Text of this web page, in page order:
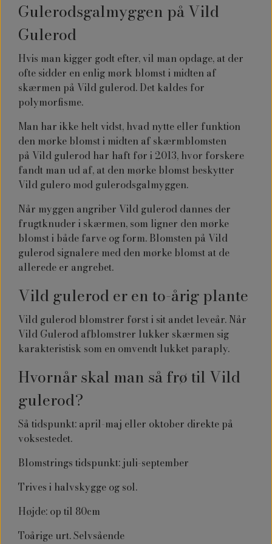
Gulerodsgalmyggen på Vild
Gulerod
Hvis man kigger godt efter, vil man opdage, at der
ofte sidder en enlig mørk blomst i midten af
skærmen på Vild gulerod. Det kaldes for
polymorfisme.
Man har ikke helt vidst, hvad nytte eller funktion
den mørke blomst i midten af skærmblomsten
på Vild gulerod har haft før i 2013, hvor forskere
fandt man ud af, at den mørke blomst beskytter
Vild gulero mod gulerodsgalmyggen.
Når myggen angriber Vild gulerod dannes der
frugtknuder i skærmen, som ligner den mørke
blomst i både farve og form. Blomsten på Vild
gulerod signalere med den mørke blomst at de
allerede er angrebet.
Vild gulerod er en to-årig plante
Vild gulerod blomstrer først i sit andet leveår. Når
Vild Gulerod afblomstrer lukker skærmen sig
karakteristisk som en omvendt lukket paraply.
Hvornår skal man så frø til Vild
gulerod?
Så tidspunkt: april-maj eller oktober direkte på
voksestedet.
Blomstrings tidspunkt: juli-september
Trives i halvskygge og sol.
Højde: op til 80cm
Toårige urt. Selvsående